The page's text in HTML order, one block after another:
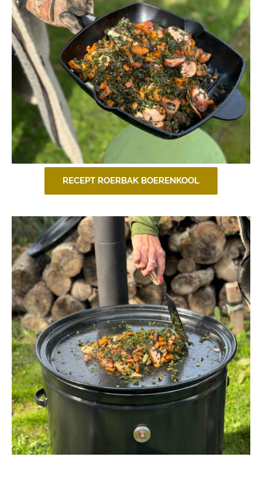
RECEPT ROERBAK BOERENKOOL